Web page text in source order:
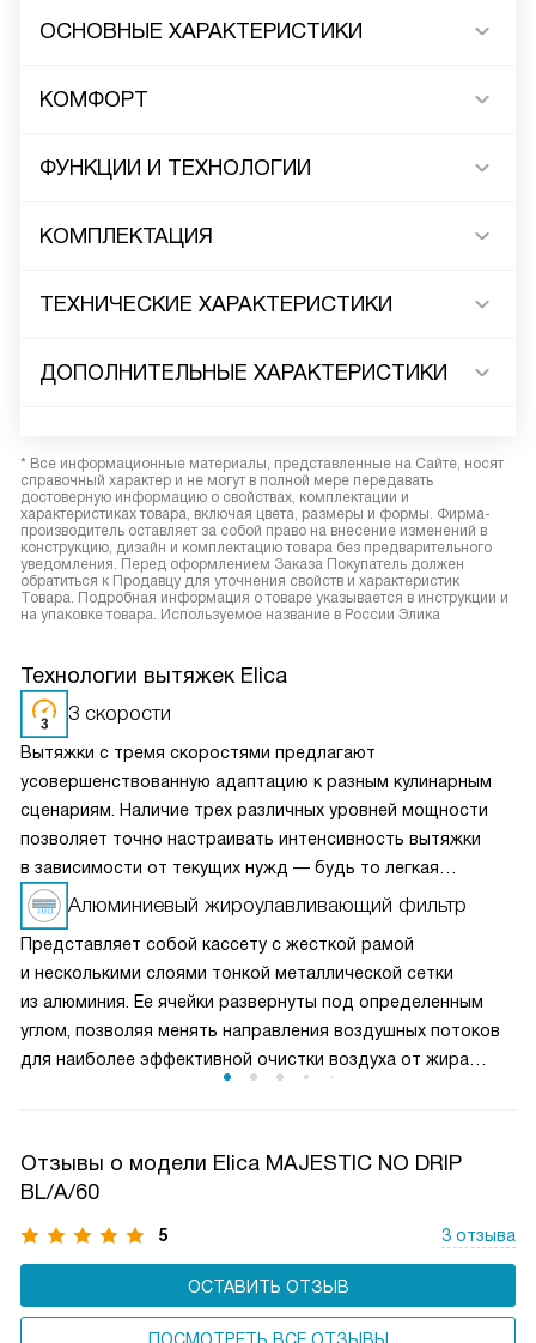
ОСНОВНЫЕ ХАРАКТЕРИСТИКИ
КОМФОРТ
ФУНКЦИИ И ТЕХНОЛОГИИ
КОМПЛЕКТАЦИЯ
ТЕХНИЧЕСКИЕ ХАРАКТЕРИСТИКИ
ДОПОЛНИТЕЛЬНЫЕ ХАРАКТЕРИСТИКИ
* Все информационные материалы, представленные на Сайте, носят
справочный характер и не могут в полной мере передавать
достоверную информацию о свойствах, комплектации и
характеристиках товара, включая цвета, размеры и формы. Фирма-
производитель оставляет за собой право на внесение изменений в
конструкцию, дизайн и комплектацию товара без предварительного
уведомления. Перед оформлением Заказа Покупатель должен
обратиться к Продавцу для уточнения свойств и характеристик
Товара. Подробная информация о товаре указывается в инструкции и
на упаковке товара. Используемое название в России Элика
Технологии вытяжек Elica
3 скорости
Вытяжки с тремя скоростями предлагают
усовершенствованную адаптацию к разным кулинарным
сценариям. Наличие трех различных уровней мощности
позволяет точно настраивать интенсивность вытяжки
в зависимости от текущих нужд — будь то легкая
вентиляция при медленном приготовлении или мощное
удаление пара и запахов при интенсивной жарке. Это
делает вытяжку универсальным решением для любых
кулинарных задач и сохраняет воздух на кухне свежим
и чистым.
Алюминиевый жироулавливающий фильтр
Представляет собой кассету с жесткой рамой
и несколькими слоями тонкой металлической сетки
из алюминия. Ее ячейки развернуты под определенным
углом, позволяя менять направления воздушных потоков
для наиболее эффективной очистки воздуха от жира
Отзывы о модели Elica MAJESTIC NO DRIP
BL/A/60
5 3 отзыва
ОСТАВИТЬ ОТЗЫВ